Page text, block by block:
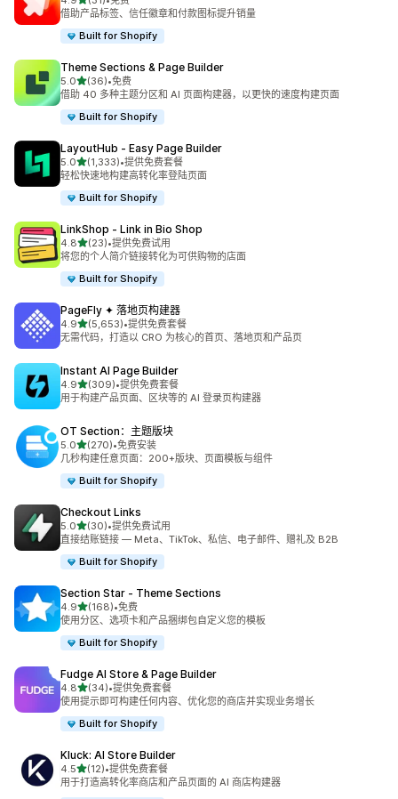
总共 31 条评论
借助产品标签、信任徽章和付款图标提升销量
Built for Shopify
Theme Sections & Page Builder
5.0星（满分 5 星）
(36)
总共 36 条评论
•免费
借助 40 多种主题分区和 AI 页面构建器，以更快的速度构建页面
Built for Shopify
LayoutHub ‑ Easy Page Builder
5.0星（满分 5 星）
(1,333)
总共 1333 条评论
•提供免费套餐
轻松快速地构建高转化率登陆页面
Built for Shopify
LinkShop ‑ Link in Bio Shop
4.8星（满分 5 星）
(23)
总共 23 条评论
•提供免费试用
将您的个人简介链接转化为可供购物的店面
Built for Shopify
PageFly ✦ 落地页构建器
4.9星（满分 5 星）
(5,653)
总共 5653 条评论
•提供免费套餐
无需代码，打造以 CRO 为核心的首页、落地页和产品页
Instant AI Page Builder
4.9星（满分 5 星）
(309)
总共 309 条评论
•提供免费套餐
用于构建产品页面、区块等的 AI 登录页构建器
OT Section：主题版块
5.0星（满分 5 星）
(270)
总共 270 条评论
•免费安装
几秒构建任意页面：200+版块、页面模板与组件
Built for Shopify
Checkout Links
5.0星（满分 5 星）
(30)
总共 30 条评论
•提供免费试用
直接结账链接 — Meta、TikTok、私信、电子邮件、赠礼及 B2B
Built for Shopify
Section Star ‑ Theme Sections
4.9星（满分 5 星）
(168)
总共 168 条评论
•免费
使用分区、选项卡和产品捆绑包自定义您的模板
Built for Shopify
Fudge AI Store & Page Builder
4.8星（满分 5 星）
(34)
总共 34 条评论
•提供免费套餐
使用提示即可构建任何内容、优化您的商店并实现业务增长
Built for Shopify
Kluck: AI Store Builder
4.5星（满分 5 星）
(12)
总共 12 条评论
•提供免费套餐
用于打造高转化率商店和产品页面的 AI 商店构建器